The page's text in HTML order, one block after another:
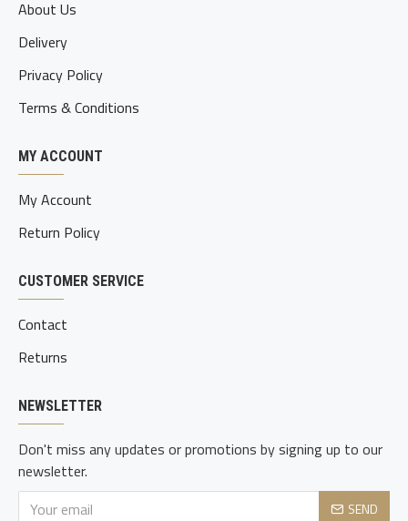
About Us
Delivery
Privacy Policy
Terms & Conditions
MY ACCOUNT
My Account
Return Policy
CUSTOMER SERVICE
Contact
Returns
NEWSLETTER
Don't miss any updates or promotions by signing up to our
newsletter.
SEND